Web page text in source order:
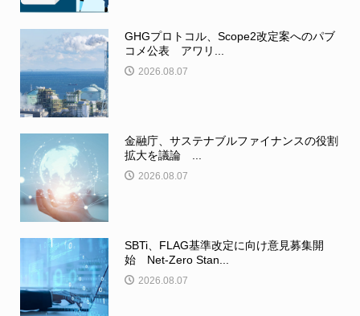
GHGプロトコル、Scope2改定案へのパブ
コメ公表 アワリ...
2026.08.07
金融庁、サステナブルファイナンスの役割
拡大を議論 ...
2026.08.07
SBTi、FLAG基準改定に向け意見募集開
始 Net-Zero Stan...
2026.08.07